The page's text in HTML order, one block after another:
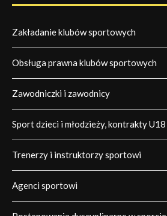
Zakładanie klubów sportowych
Obsługa prawna klubów sportowych
Zawodniczki i zawodnicy
Sport dzieci i młodzieży, kontrakty U18
Trenerzy i instruktorzy sportowi
Agenci sportowi